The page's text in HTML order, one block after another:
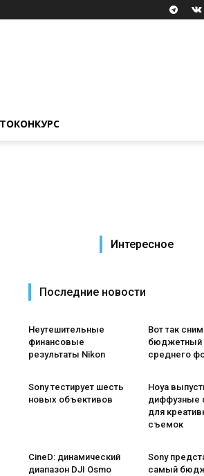
Интересное
Последние новости
Неутешительные
финансовые
результаты Nikon
Вот так
бюджетный
среднего
Sony тестирует шесть
новых объективов
Hoya
диффузные
для
съемок
CineD: динамический
диапазон DJI Osmo
Sony
самый